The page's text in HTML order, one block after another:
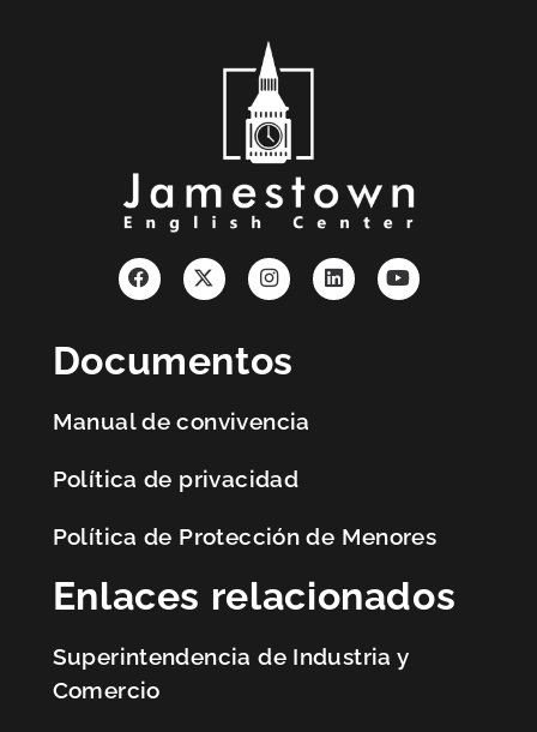
Documentos
Manual de convivencia
Política de privacidad
Política de Protección de Menores
Enlaces relacionados
Superintendencia de Industria y
Comercio